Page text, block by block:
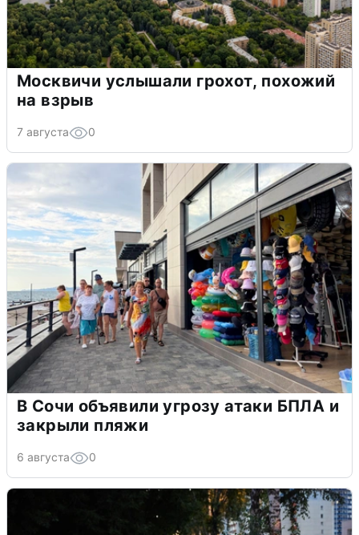
Москвичи услышали грохот, похожий
на взрыв
7 августа 0
В Сочи объявили угрозу атаки БПЛА и
закрыли пляжи
6 августа 0